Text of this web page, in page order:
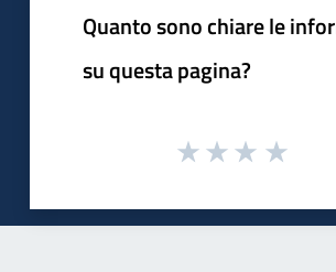
Quanto sono chiare le
su questa pagina?